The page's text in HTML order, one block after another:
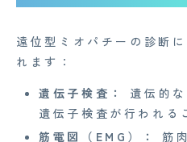
遠位型ミオパチーの診断
れます：
遺伝子検査：
遺伝的
遺伝子検査が行われる
筋電図（EMG）：
筋
AGAメディア
Medi Face Journal
イベント